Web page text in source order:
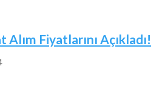
Fiyatlarını Açıkladı!